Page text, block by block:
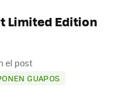
Limited Edition
el post
GUAPOS